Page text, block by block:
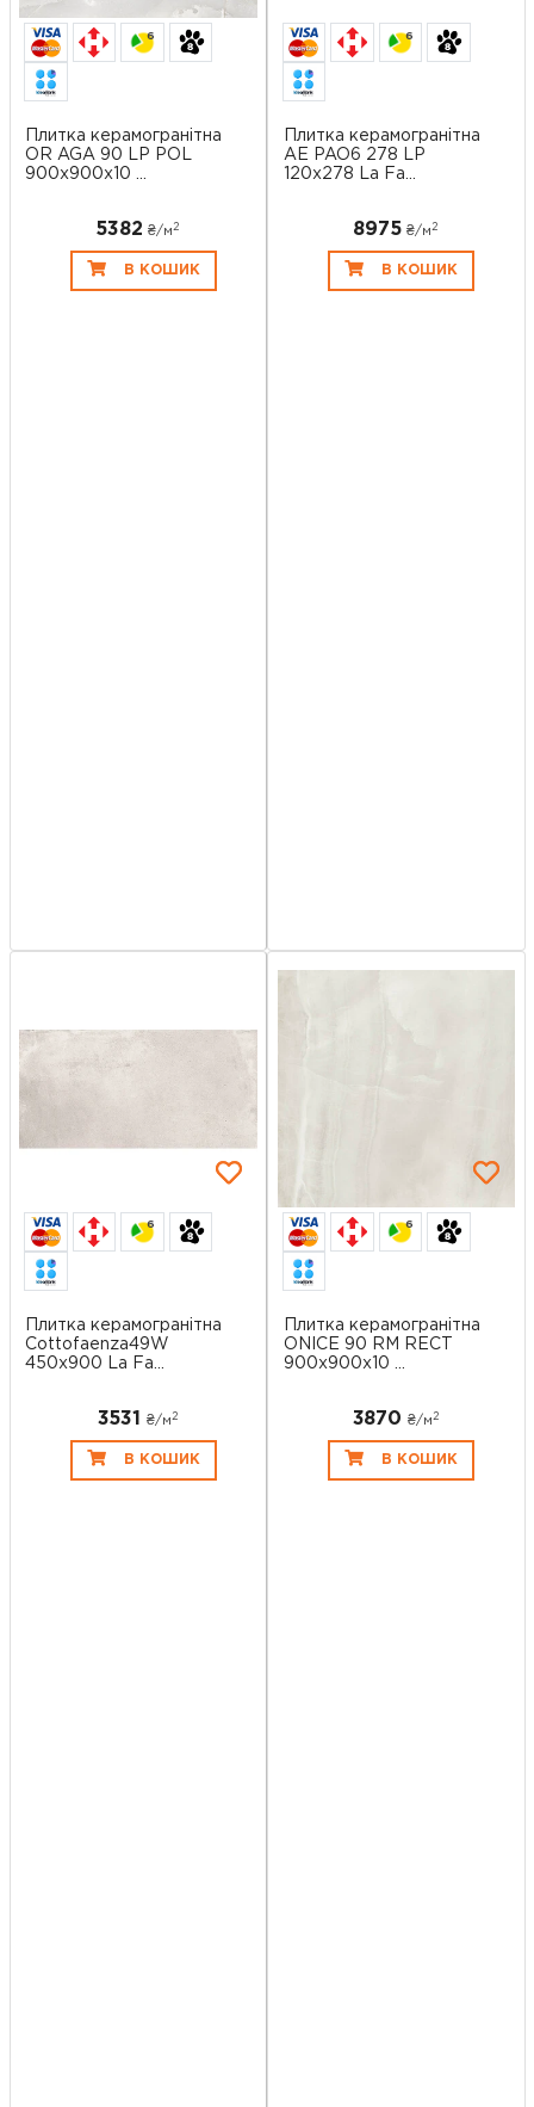
6
Плитка керамогранітна
OR AGA 90 LP POL
900x900x10 ...
5382 ₴/м2
В КОШИК
6
Плитка керамогранітна
AE PAO6 278 LP
120x278 La Fa...
8975 ₴/м2
В КОШИК
6
Плитка керамогранітна
Cottofaenza49W
450x900 La Fa...
3531 ₴/м 2
В КОШИК
6
Плитка керамогранітна
ONICE 90 RM RECT
900x900x10 ...
3870 ₴/м 2
В КОШИК